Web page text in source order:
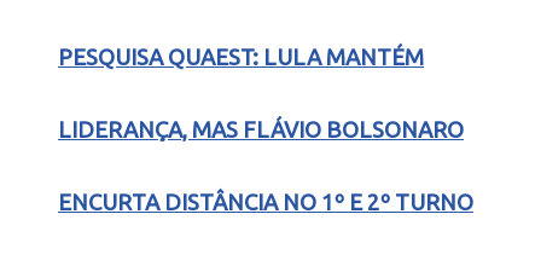
PESQUISA QUAEST: LULA MANTÉM
LIDERANÇA, MAS FLÁVIO BOLSONARO
ENCURTA DISTÂNCIA NO 1º E 2º TURNO